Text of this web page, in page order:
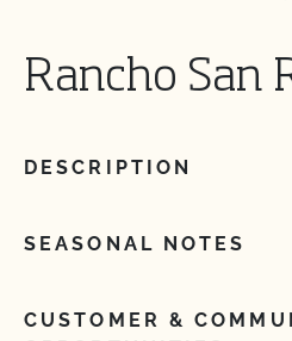
Rancho San
DESCRIPTION
SEASONAL NOTES
CUSTOMER &